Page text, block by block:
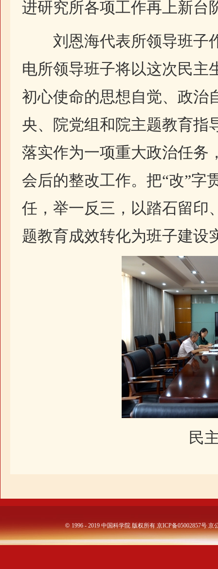
进研究所各项工作再上新台
刘恩海代表所领导班子
电所领导班子将以这次民主
初心使命的思想自觉、政治
央、院党组和院主题教育指
落实作为一项重大政治任务
会后的整改工作。把“改”字
任，举一反三，以踏石留印
题教育成效转化为班子建设
民
© 1996 - 2019 中国科学院 版权所有京ICP备05002857号京